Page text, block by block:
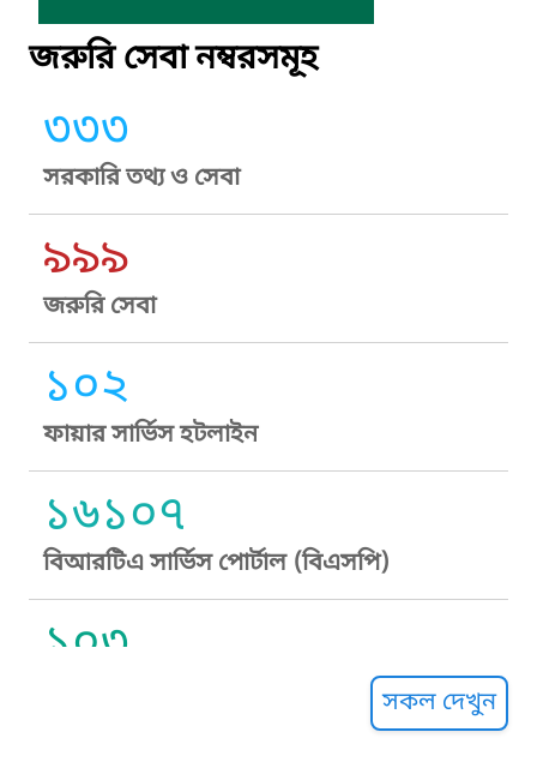
জরুরি সেবা নম্বরসমূহ
৩৩৩
সরকারি তথ্য ও সেবা
৯৯৯
জরুরি সেবা
১০২
ফায়ার সার্ভিস হটলাইন
১৬১০৭
বিআরটিএ সার্ভিস পোর্টাল (বিএসপি)
১০৩
সকল দেখুন